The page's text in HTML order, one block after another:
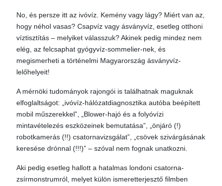
No, és persze itt az ivóvíz. Kemény vagy lágy? Miért van az,
hogy néhol vasas? Csapvíz vagy ásványvíz, esetleg otthoni
víztisztítás – melyiket válasszuk? Akinek pedig mindez nem
elég, az felcsaphat gyógyvíz-sommelier-nek, és
megismerheti a történelmi Magyarország ásványvíz-
lelőhelyeit!
A mérnöki tudományok rajongói is találhatnak maguknak
elfoglaltságot: „ivóvíz-hálózatdiagnosztika autóba beépített
mobil műszerekkel”, „Blower-hajó és a folyóvízi
mintavételezés eszközeinek bemutatása”, „önjáró (!)
robotkamerás (!!) csatornavizsgálat”, „csövek szivárgásának
keresése drónnal (!!!)” – szóval nem fognak unatkozni.
Aki pedig esetleg hallott a hatalmas londoni csatorna-
zsírmonstrumról, melyet külön ismeretterjesztő filmben